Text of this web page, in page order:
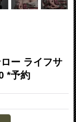
ー ライフサ
*予約